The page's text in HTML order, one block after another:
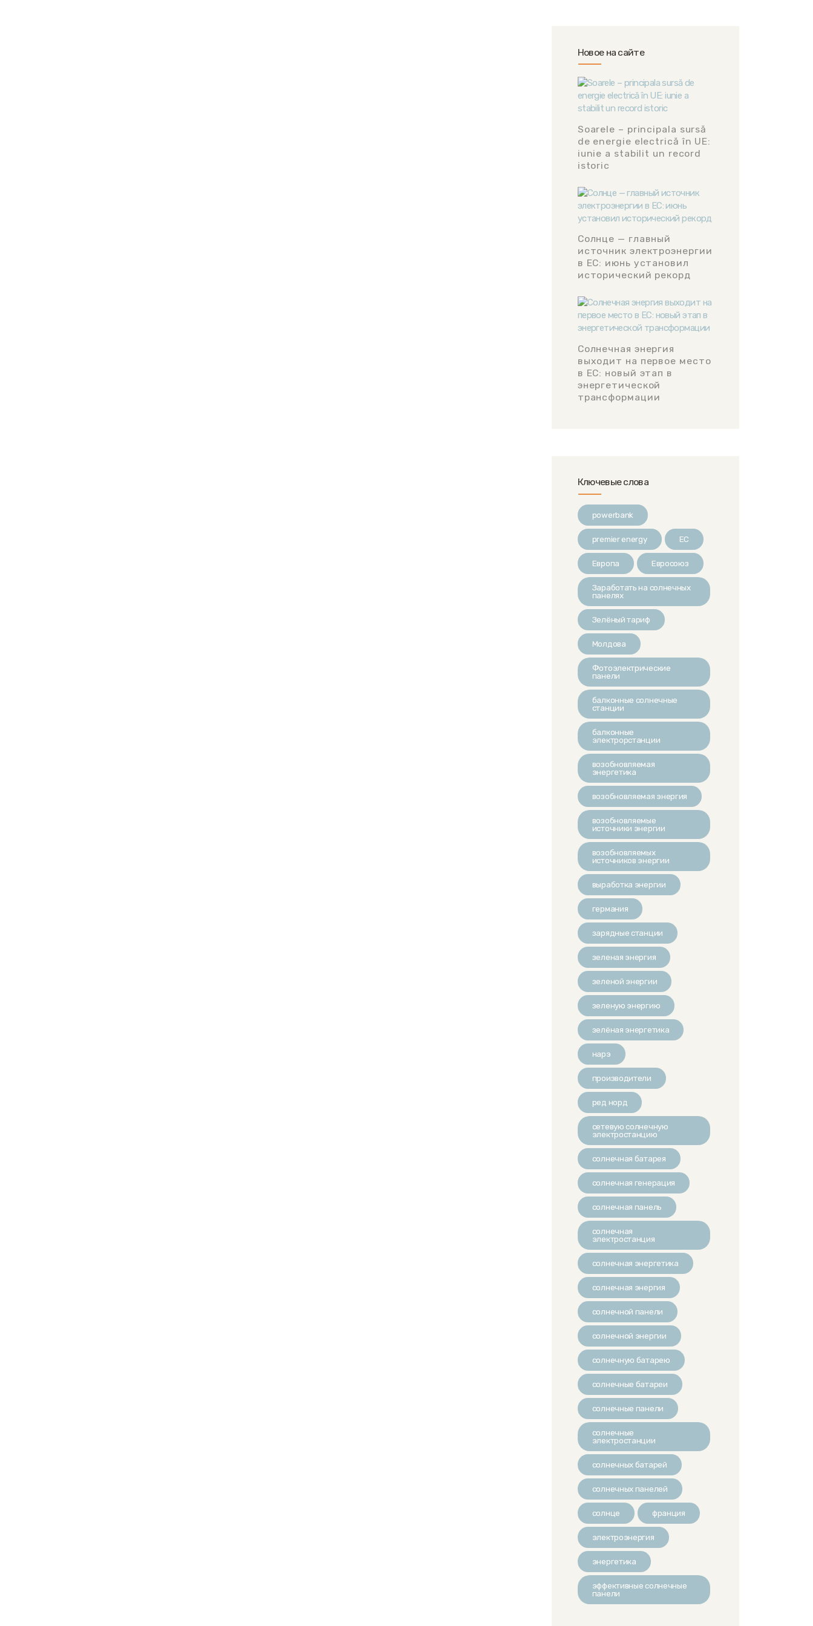
Новое на сайте
Soarele – principala sursă
de energie electrică în UE:
iunie a stabilit un record
istoric
Солнце — главный
источник электроэнергии
в ЕС: июнь установил
исторический рекорд
Солнечная энергия
выходит на первое место
в ЕС: новый этап в
энергетической
трансформации
Ключевые слова
powerbank
premier energy ЕС
Европа Евросоюз
Заработать на солнечных
панелях
Зелёный тариф
Молдова
Фотоэлектрические
панели
балконные солнечные
станции
балконные
электрорстанции
возобновляемая
энергетика
возобновляемая энергия
возобновляемые
источники энергии
возобновляемых
источников энергии
выработка энергии
германия
зарядные станции
зеленая энергия
зеленой энергии
зеленую энергию
зелёная энергетика
нарэ
производители
ред норд
сетевую солнечную
электростанцию
солнечная батарея
солнечная генерация
солнечная панель
солнечная
электростанция
солнечная энергетика
солнечная энергия
солнечной панели
солнечной энергии
солнечную батарею
солнечные батареи
солнечные панели
солнечные
электростанции
солнечных батарей
солнечных панелей
солнце франция
электроэнергия
энергетика
эффективные солнечные
панели